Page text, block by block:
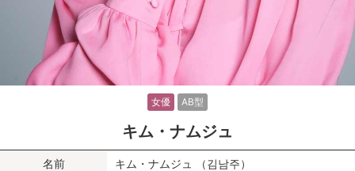
女優 AB型
キム・ナムジュ
名前
キム・ナムジュ （김남주）